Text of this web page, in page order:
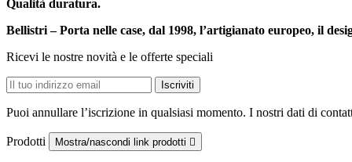
Qualità duratura.
Bellistri – Porta nelle case, dal 1998, l’artigianato europeo, il
Ricevi le nostre novità e le offerte speciali
Puoi annullare l’iscrizione in qualsiasi momento. I nostri dati di
Prodotti Mostra/nascondi link prodotti 